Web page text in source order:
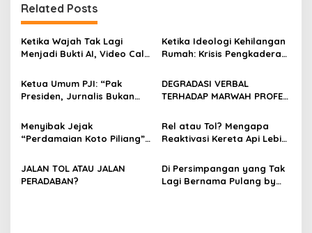
a
s
i
o
Related Posts
Ketika Wajah Tak Lagi
Menjadi Bukti AI, Video Call,
Digital Oleh: Ardy Mu’tamar
Ketika Ideologi Kehilangan
Rumah: Krisis Pengkaderan
dalam Bayang-Bayang
Kepemimpinan yang
Kehilangan Arah
Ketua Umum PJI: “Pak
Presiden, Jurnalis Bukan
DEGRADASI VERBAL
TERHADAP MARWAH PROFESI
ABUSE OF INFLUENCE OLEH
OKNUM ADVOKAT HOTMAN
PARIS HUTAPEA
Menyibak Jejak
“Perdamaian Koto Piliang”:
Bapaneh di Nagari
Simawang
Rel atau Tol? Mengapa
Reaktivasi Kereta Api Lebih
Tol yang Membelah Nagari
JALAN TOL ATAU JALAN
PERADABAN?
Di Persimpangan yang Tak
Lagi Bernama Pulang by